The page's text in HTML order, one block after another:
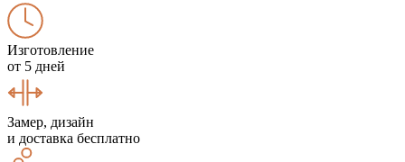
Изготовление
от 5 дней
Замер, дизайн
и доставка бесплатно